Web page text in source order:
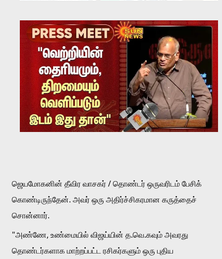
ஜெயமோகனின் தீவிர வாசகர் / தொண்டர் ஒருவரிடம் பேசிக்
கொண்டிருந்தேன். அவர் ஒரு அதிர்ச்சிகரமான கருத்தைச்
சொன்னார்.
"அண்ணே, உண்மையில் விஜய்யின் த.வெ.கவும் அவரது
தொண்டர்களாக மாற்றப்பட்ட ரசிகர்களும் ஒரு புதிய